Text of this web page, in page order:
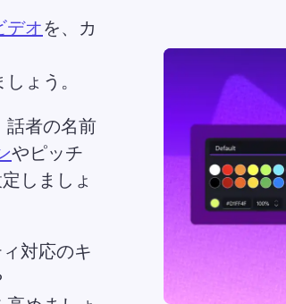
デオを、カ
ょう。
話者の名前
やピッチ
しましょ
対応のキ